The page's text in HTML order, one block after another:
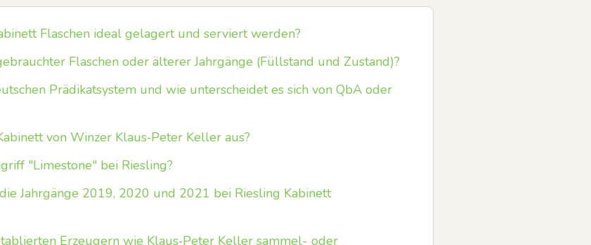
Flaschen ideal gelagert und serviert werden?
Flaschen oder älterer Jahrgänge (Füllstand und Zustand)?
Prädikatsystem und wie unterscheidet es sich von QbA oder
von Winzer Klaus‑Peter Keller aus?
"Limestone" bei Riesling?
Jahrgänge 2019, 2020 und 2021 bei Riesling Kabinett
Erzeugern wie Klaus‑Peter Keller sammel- oder